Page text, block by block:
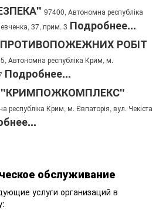
97400, Автономна республіка
37, прим. 3 Подробнее...
РОБІТ
Автономна республіка Крим, м.
Подробнее...
республіка Крим, м. Євпаторія, вул. Чекіста
обслуживание
услуги организаций в